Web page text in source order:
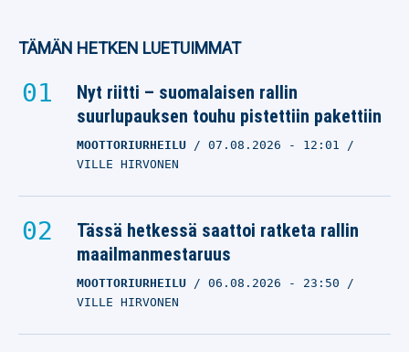
TÄMÄN HETKEN LUETUIMMAT
Nyt riitti – suomalaisen rallin
suurlupauksen touhu pistettiin pakettiin
MOOTTORIURHEILU 07.08.2026 - 12:01
VILLE HIRVONEN
Tässä hetkessä saattoi ratketa rallin
maailmanmestaruus
MOOTTORIURHEILU 06.08.2026 - 23:50
VILLE HIRVONEN